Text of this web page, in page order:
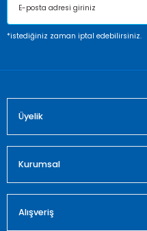
Ürün bilgilerinde hatalar
*istediğiniz zaman iptal edebilirsiniz.
Üyelik
Kurumsal
Alışveriş